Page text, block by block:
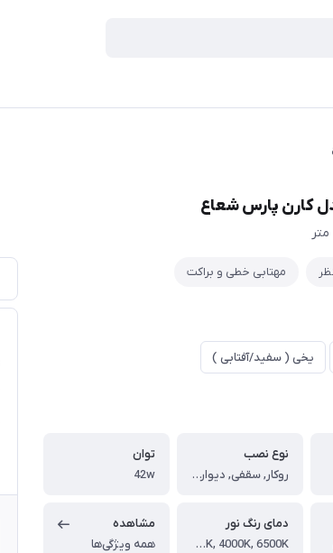
مهتابی خطی و براکت
یخی ( سفید/آفتابی )
نوع نصب
روکار, سقفی, دیوارکوب, آویز
توان
42w
دمای رنگ نور
3000K, 4000K, 6500K
مشاهده
همه ویژگی‌ها